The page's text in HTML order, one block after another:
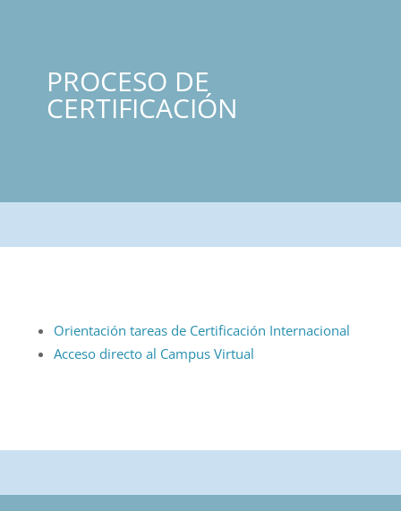
PROCESO DE
CERTIFICACIÓN
Orientación tareas de Certificación Internacional
Acceso directo al Campus Virtual